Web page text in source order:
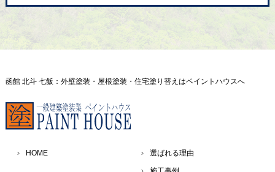
函館 北斗 七飯：外壁塗装・屋根塗装・住宅塗り替えはペイントハウスへ
HOME 選ばれる理由